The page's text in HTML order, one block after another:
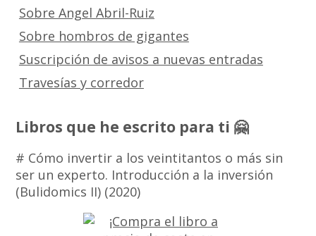
Sobre Angel Abril-Ruiz
Sobre hombros de gigantes
Suscripción de avisos a nuevas entradas
Travesías y corredor
Libros que he escrito para ti 🤗
# Cómo invertir a los veintitantos o más sin
ser un experto. Introducción a la inversión
(Bulidomics II) (2020)